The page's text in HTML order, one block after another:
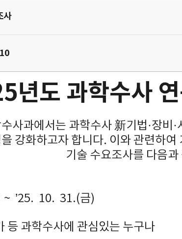
사
년도 과학수사
사과에서는 과학수사 新기법·장비
강화하고자 합니다. 이와 관련하
기술 수요조사를 다음
’25. 10. 31.(금)
등 과학수사에 관심있는 누구나